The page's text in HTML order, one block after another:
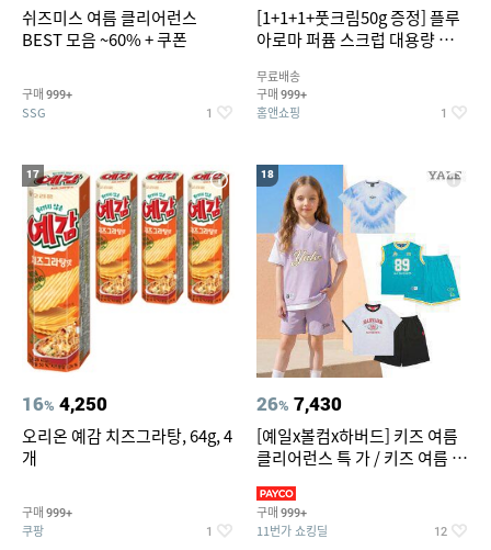
쉬즈미스 여름 클리어런스
BEST 모음 ~60% + 쿠폰
구매 999+
SSG 1
[1+1+1+풋크림50g 증정] 플루
아로마 퍼퓸 스크럽 대용량 바디
무료배송
구매 999+
홈앤쇼핑 1
17
16% 4,250
오리온 예감 치즈그라탕, 64g, 4
개
구매 999+
쿠팡 1
18
26% 7,430
[예일x볼컴x하버드] 키즈 여름
클리어런스 특 가 / 키즈 여름 수
구매 999+
11번가 쇼킹딜 12